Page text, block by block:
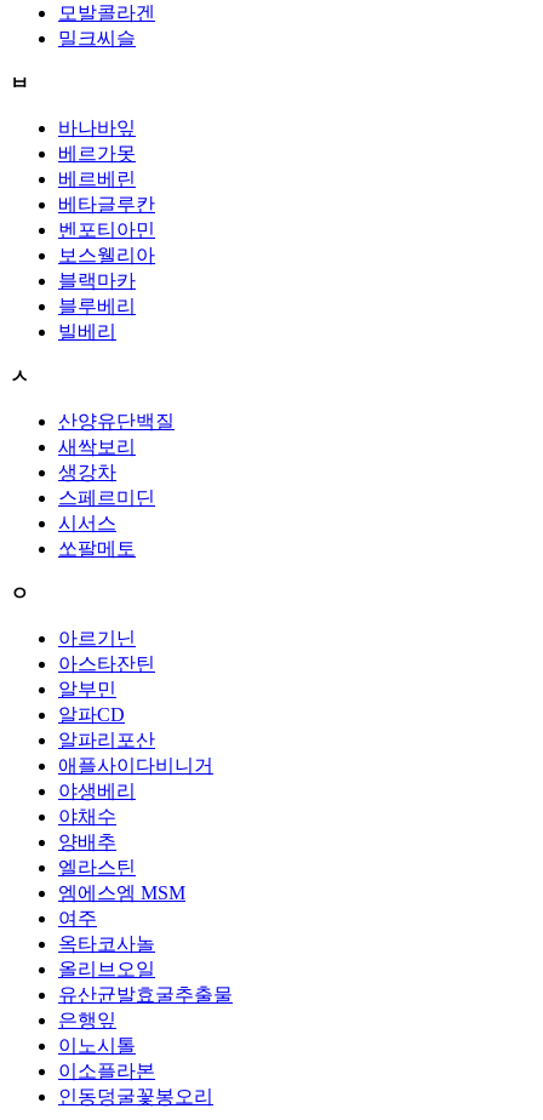
모발콜라겐
밀크씨슬
ㅂ
바나바잎
베르가못
베르베린
베타글루칸
벤포티아민
보스웰리아
블랙마카
블루베리
빌베리
ㅅ
산양유단백질
새싹보리
생강차
스페르미딘
시서스
쏘팔메토
ㅇ
아르기닌
아스타잔틴
알부민
알파CD
알파리포산
애플사이다비니거
야생베리
야채수
양배추
엘라스틴
엠에스엠 MSM
여주
옥타코사놀
올리브오일
유산균발효굴추출물
은행잎
이노시톨
이소플라본
인동덩굴꽃봉오리